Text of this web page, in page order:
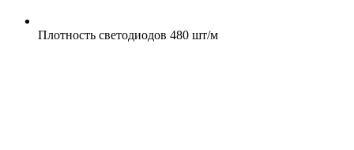
Плотность светодиодов 480 шт/м